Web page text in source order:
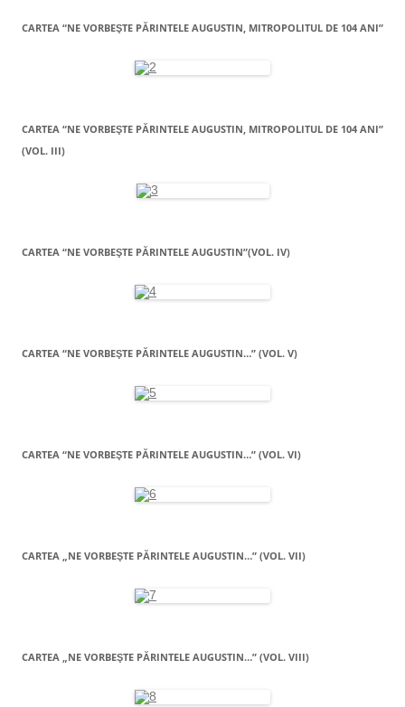
CARTEA “NE VORBEŞTE PĂRINTELE AUGUSTIN, MITROPOLITUL DE 104 ANI”
CARTEA “NE VORBEŞTE PĂRINTELE AUGUSTIN, MITROPOLITUL DE 104 ANI”
(VOL. III)
CARTEA “NE VORBEŞTE PĂRINTELE AUGUSTIN”(VOL. IV)
CARTEA “NE VORBEŞTE PĂRINTELE AUGUSTIN…” (VOL. V)
CARTEA “NE VORBEŞTE PĂRINTELE AUGUSTIN…” (VOL. VI)
CARTEA „NE VORBEŞTE PĂRINTELE AUGUSTIN…” (VOL. VII)
CARTEA „NE VORBEŞTE PĂRINTELE AUGUSTIN…” (VOL. VIII)